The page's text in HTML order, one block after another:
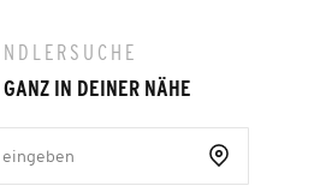
IN DEINER NÄHE